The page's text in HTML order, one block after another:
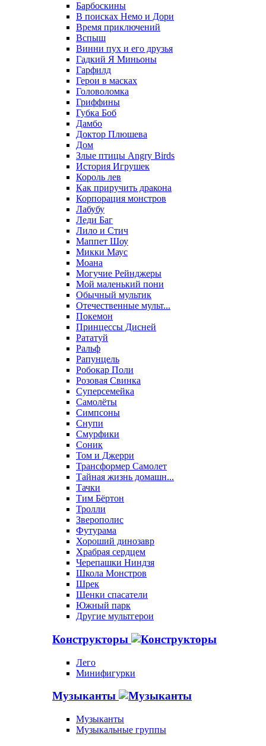
Барбоскины
В поисках Немо и Дори
Время приключений
Вспыш
Винни пух и его друзья
Гадкий Я Миньоны
Гарфилд
Герои в масках
Головоломка
Гриффины
Губка Боб
Дамбо
Доктор Плюшева
Дом
Злые птицы Angry Birds
История Игрушек
Король лев
Как приручить дракона
Корпорация монстров
Лабубу
Леди Баг
Лило и Стич
Маппет Шоу
Микки Маус
Моана
Могучие Рейнджеры
Мой маленький пони
Обычный мультик
Отечественные мульт...
Покемон
Принцессы Дисней
Рататуй
Ральф
Рапунцель
Робокар Поли
Розовая Свинка
Суперсемейка
Самолёты
Симпсоны
Снупи
Смурфики
Соник
Том и Джерри
Трансформер Самолет
Тайная жизнь домашн...
Тачки
Тим Бёртон
Тролли
Зверополис
Футурама
Хороший динозавр
Храбрая сердцем
Черепашки Ниндзя
Школа Монстров
Шрек
Щенки спасатели
Южный парк
Другие мультгерои
Конструкторы
Лего
Минифигурки
Музыканты
Музыканты
Музыкальные группы